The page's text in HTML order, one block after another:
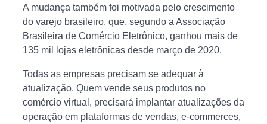
A mudança também foi motivada pelo crescimento
do varejo brasileiro, que, segundo a Associação
Brasileira de Comércio Eletrônico, ganhou mais de
135 mil lojas eletrônicas desde março de 2020.
Todas as empresas precisam se adequar à
atualização. Quem vende seus produtos no
comércio virtual, precisará implantar atualizações da
operação em plataformas de vendas, e-commerces,